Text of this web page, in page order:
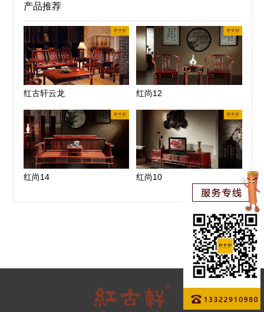
产品推荐
红古轩云龙 红尚12
红尚14 红尚10